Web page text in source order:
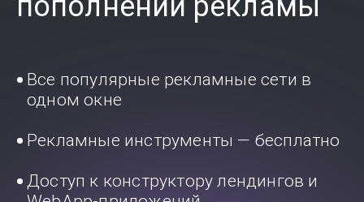
Все популярные рекламные сети в
одном окне
Рекламные инструменты — бесплатно
Доступ к конструктору лендингов и